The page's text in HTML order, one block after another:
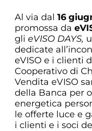
Al via dal 16
promossa da
gli eVISO DAYS,
dedicate
eVISO e i clienti
Cooperativo di
Vendita eVISO
della Banca per
energetica
le offerte luce e
i clienti e i soci